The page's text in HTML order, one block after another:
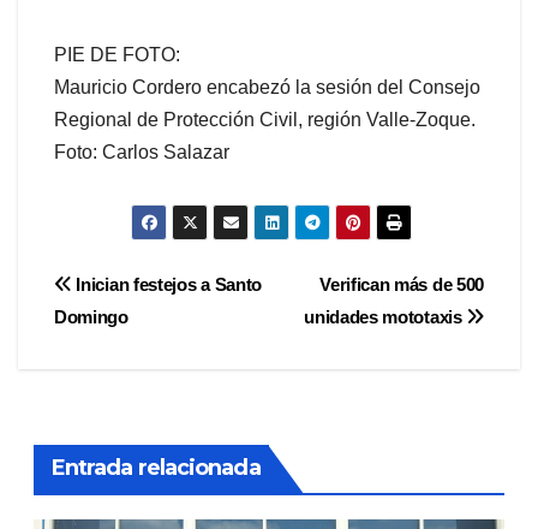
PIE DE FOTO:
Mauricio Cordero encabezó la sesión del Consejo
Regional de Protección Civil, región Valle-Zoque.
Foto: Carlos Salazar
Navegación
Verifican más de 500
unidades mototaxis
Inician festejos a Santo
Domingo
Entrada relacionada